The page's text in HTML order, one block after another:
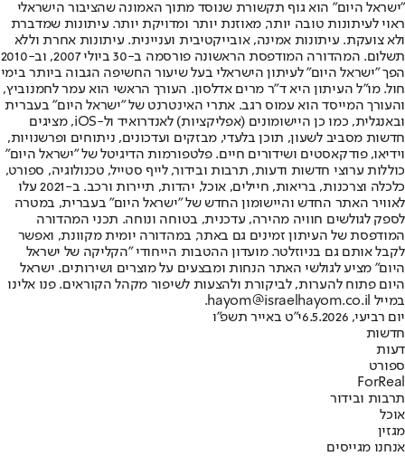
"ישראל היום" הוא גוף תקשורת שנוסד מתוך האמונה שהציבור הישראלי
ראוי לעיתונות טובה יותר, מאוזנת יותר ומדויקת יותר. עיתונות שמדברת
ולא צועקת. עיתונות אמינה, אובייקטיבית ועניינית. עיתונות אחרת וללא
תשלום. המהדורה המודפסת הראשונה פורסמה ב-30 ביולי 2007, וב-2010
הפך "ישראל היום" לעיתון הישראלי בעל שיעור החשיפה הגבוה ביותר בימי
חול. מו"ל העיתון היא ד"ר מרים אדלסון. העורך הראשי הוא עמר לחמנוביץ,
והעורך המייסד הוא עמוס רגב. אתרי האינטרנט של "ישראל היום" בעברית
ובאנגלית, כמו כן היישומונים (אפליקציות) לאנדרואיד ול-iOS, מציגים
חדשות מסביב לשעון, תוכן בלעדי, מבזקים ועדכונים, ניתוחים ופרשנויות,
וידיאו, פודקאסטים ושידורים חיים. פלטפורמות הדיגיטל של "ישראל היום"
כוללות ערוצי חדשות ודעות, תרבות ובידור, לייף סטייל, טכנולוגיה, ספורט,
כלכלה וצרכנות, בריאות, חיילים, אוכל, יהדות, תיירות ורכב. ב-2021 עלו
לאוויר האתר החדש והיישומון החדש של "ישראל היום" בעברית, במטרה
לספק לגולשים חוויה מהירה, עדכנית, בטוחה ונוחה. תכני המהדורה
המודפסת של העיתון זמינים גם באתר, במהדורה יומית מקוונת, ואפשר
לקבל אותם גם בניוזלטר. מועדון ההטבות הייחודי "הקליקה של ישראל
היום" מציע לגולשי האתר הנחות ומבצעים על מוצרים ושירותים. ישראל
היום פתוח להערות, לביקורת ולהצעות לשיפור מקהל הקוראים. פנו אלינו
במייל hayom@israelhayom.co.il.
יום רביעי, 6.5.2026
י"ט באייר תשפ"ו
חדשות
דעות
ספורט
ForReal
תרבות ובידור
אוכל
מגזין
אנחנו מגייסים